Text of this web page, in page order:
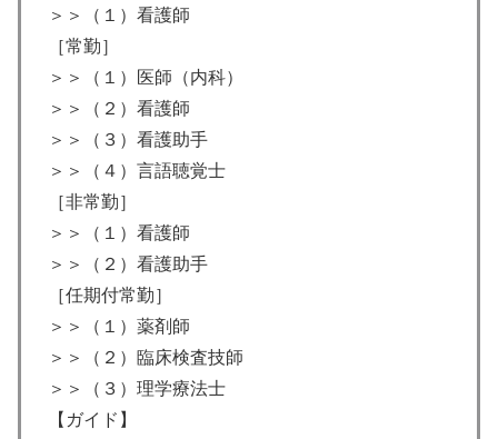
＞＞（１）看護師
［常勤］
＞＞（１）医師（内科）
＞＞（２）看護師
＞＞（３）看護助手
＞＞（４）言語聴覚士
［非常勤］
＞＞（１）看護師
＞＞（２）看護助手
［任期付常勤］
＞＞（１）薬剤師
＞＞（２）臨床検査技師
＞＞（３）理学療法士
【ガイド】